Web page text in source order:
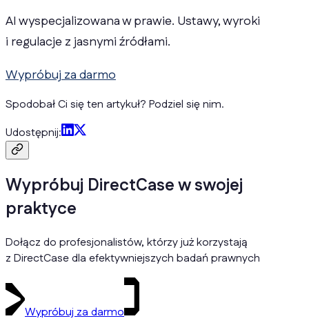
AI wyspecjalizowana w prawie. Ustawy, wyroki
i regulacje z jasnymi źródłami.
Wypróbuj za darmo
Spodobał Ci się ten artykuł? Podziel się nim.
Udostępnij:
Wypróbuj DirectCase w swojej
praktyce
Dołącz do profesjonalistów, którzy już korzystają
z DirectCase dla efektywniejszych badań prawnych
Wypróbuj za darmo